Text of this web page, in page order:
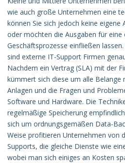
wie auch große Unternehmen eine
können Sie sich jedoch keine eigene
oder möchten die Ausgaben für eine
Geschäftsprozesse einfließen
sind externe IT-Support Firmen
Nachdem ein Vertrag (SLA) mit der
kümmert sich diese um alle Belange
Anlagen und die Fragen und
Software und Hardware. Die
regelmäßige Speicherung
sich um ordnungsgemäßen Data-
Weise profitieren Unternehmen von
Supports, die gleiche Dienste wie
wobei man sich einiges an Kosten